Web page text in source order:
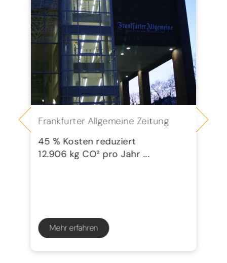
Frankfurter Allgemeine Zeitung
45 % Kosten reduziert
12.906 kg CO² pro Jahr ...
Mehr erfahren